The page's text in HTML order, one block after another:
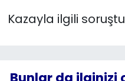
Kazayla ilgili